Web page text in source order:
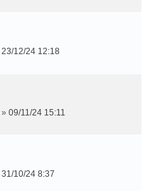
23/12/24 12:18
» 09/11/24 15:11
31/10/24 8:37